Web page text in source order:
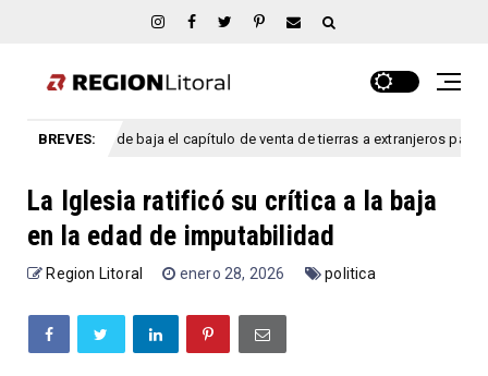
BREVES:
dio de baja el capítulo de venta de tierras a extranjeros para salvar la
La Iglesia ratificó su crítica a la baja
en la edad de imputabilidad
Region Litoral enero 28, 2026 politica